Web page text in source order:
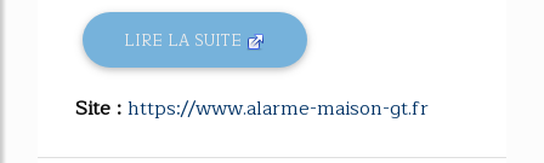
LIRE LA SUITE
Site :https://www.alarme-maison-gt.fr